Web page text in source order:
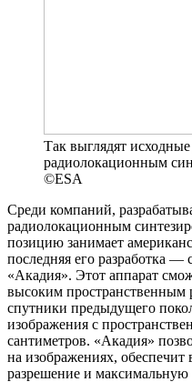
Так выглядят
радиолокационным
©ESA
Среди компаний,
радиолокационным
позицию занимает
последняя его разработка —
«Акадия». Этот аппарат
высоким пространственным
спутники предыдущего
изображения с
сантиметров. «Акадия»
на изображениях,
разрешение и максимальную